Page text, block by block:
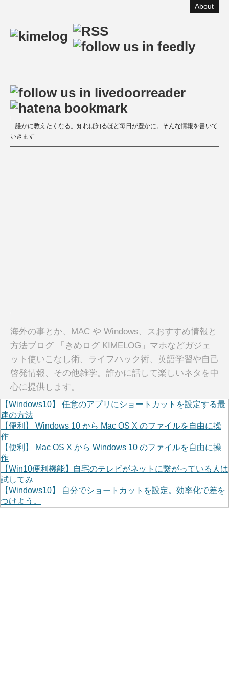
About
誰かに教えたくなる。知れば知るほど毎日が豊かに。そんな情報を書いて
いきます
海外の事とか、MAC や Windows、スおすすめ情報と
方法ブログ 「きめログ KIMELOG」マホなどガジェ
ット使いこなし術、ライフハック術、英語学習や自己
啓発情報、その他雑学。誰かに話して楽しいネタを中
心に提供します。
【Windows10】 任意のアプリにショートカットを設定する最
速の方法
【便利】 Windows 10 から Mac OS X のファイルを自由に操
作
【便利】 Mac OS X から Windows 10 のファイルを自由に操
作
【Win10便利機能】自宅のテレビがネットに繋がっている人は
試してみ
【Windows10】 自分でショートカットを設定。効率化で差を
つけよう。